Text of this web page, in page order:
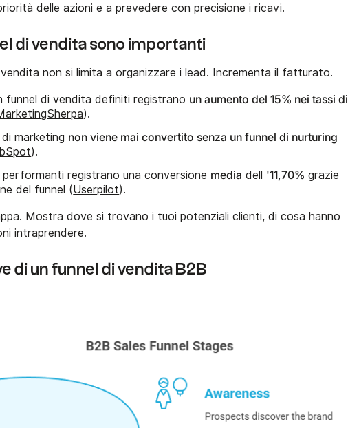
delle azioni e a prevedere con precisione i ricavi.
di vendita sono importanti
non si limita a organizzare i lead. Incrementa il fatturato.
funnel di vendita definiti registrano un aumento del 15% nei tassi di
).
marketing non viene mai convertito senza un funnel di nurturing
).
performanti registrano una conversione media dell '11,70% grazie
del funnel (Userpilot).
Mostra dove si trovano i tuoi potenziali clienti, di cosa hanno
intraprendere.
di un funnel di vendita B2B